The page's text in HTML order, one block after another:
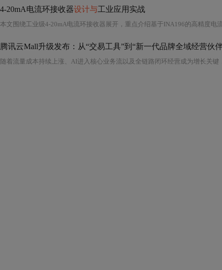
4-20mA电流环接收器设计与工业应用实战
本文围绕工业级4-20mA电流环接收器展开，重点介绍基于INA196的高精度电
腾讯云Mall升级发布：从“交易工具”到“新一代品牌全域经营伙